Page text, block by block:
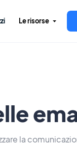
Le risorse
la